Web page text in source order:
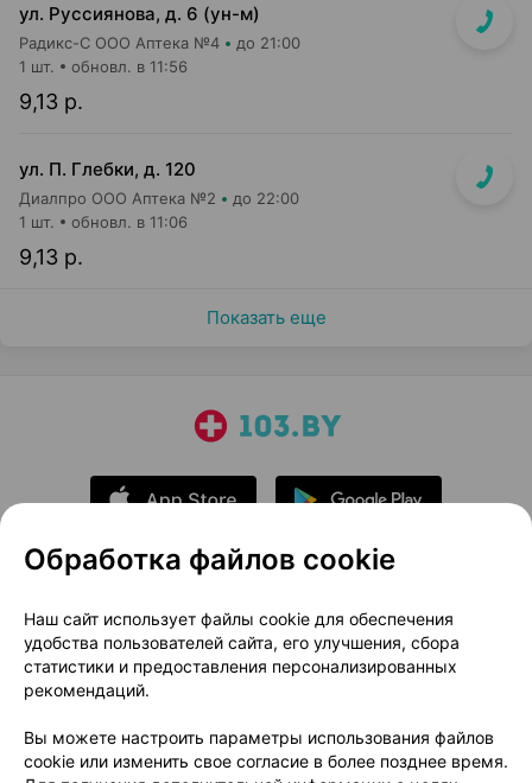
ул. Руссиянова, д. 6 (ун-м)
Радикс-С ООО Аптека №4 до 21:00
9,13 р.
1 шт. обновл. в 11:56
ул. П. Глебки, д. 120
Диалпро ООО Аптека №2 до 22:00
9,13 р.
1 шт. обновл. в 11:06
Показать еще
О проекте
Новости проекта
Размещение рекламы
Медицинский маркетинг
Публичный договор
Доставка
Способы оплаты
Вакансии
Партнеры
Обработка файлов cookie
Наш сайт использует файлы cookie для обеспечения
удобства пользователей сайта, его улучшения, сбора
статистики и предоставления персонализированных
рекомендаций.
Вы можете настроить параметры использования файлов
cookie или изменить свое согласие в более позднее время.